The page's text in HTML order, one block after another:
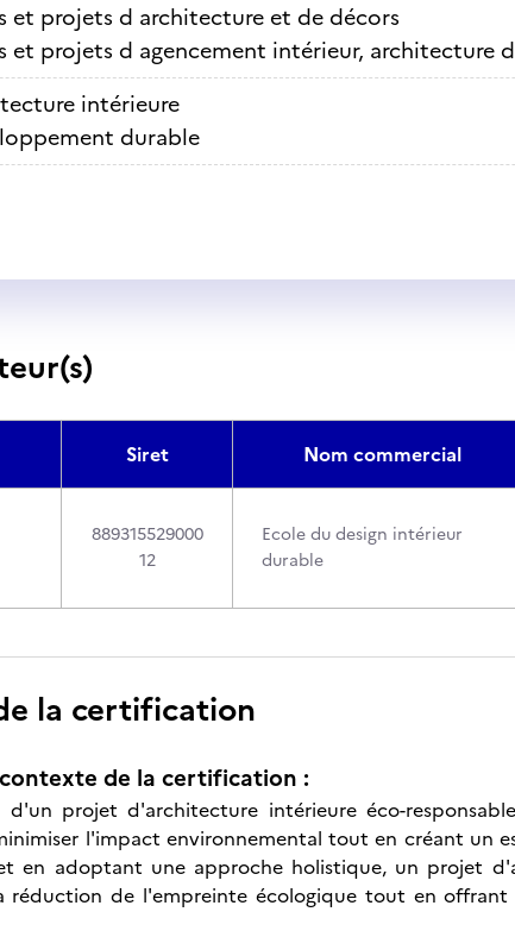
et projets d architecture et de décors
et projets d agencement intérieur, architecture
intérieure
durable
Siret Nom commercial
889315529000
12
Ecole du design intérieur
durable
la certification
de la certification :
d'un projet d'architecture intérieure éco-
l'impact environnemental tout en créant un
en adoptant une approche holistique, un projet
réduction de l'empreinte écologique tout en